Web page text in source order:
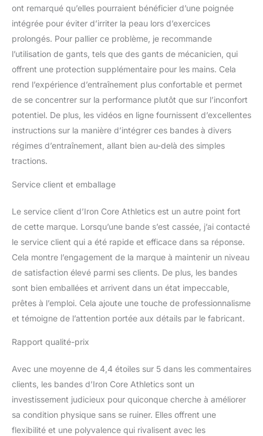
la langue du produit,
l'étiquetage ou les
instructions.
ont remarqué qu’elles pourraient bénéficier d’une poignée
intégrée pour éviter d’irriter la peau lors d’exercices
prolongés. Pour pallier ce problème, je recommande
l’utilisation de gants, tels que des gants de mécanicien, qui
offrent une protection supplémentaire pour les mains. Cela
rend l’expérience d’entraînement plus confortable et permet
de se concentrer sur la performance plutôt que sur l’inconfort
potentiel. De plus, les vidéos en ligne fournissent d’excellentes
instructions sur la manière d’intégrer ces bandes à divers
régimes d’entraînement, allant bien au-delà des simples
tractions.
Service client et emballage
Le service client d’Iron Core Athletics est un autre point fort
de cette marque. Lorsqu’une bande s’est cassée, j’ai contacté
le service client qui a été rapide et efficace dans sa réponse.
Cela montre l’engagement de la marque à maintenir un niveau
de satisfaction élevé parmi ses clients. De plus, les bandes
sont bien emballées et arrivent dans un état impeccable,
prêtes à l’emploi. Cela ajoute une touche de professionnalisme
et témoigne de l’attention portée aux détails par le fabricant.
Rapport qualité-prix
Avec une moyenne de 4,4 étoiles sur 5 dans les commentaires
clients, les bandes d’Iron Core Athletics sont un
investissement judicieux pour quiconque cherche à améliorer
sa condition physique sans se ruiner. Elles offrent une
flexibilité et une polyvalence qui rivalisent avec les